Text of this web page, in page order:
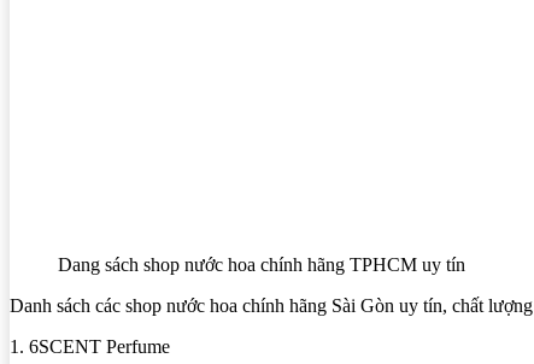
Dang sách shop nước hoa chính hãng TPHCM uy tín
Danh sách các shop nước hoa chính hãng Sài Gòn uy tín, chất lượng
1. 6SCENT Perfume